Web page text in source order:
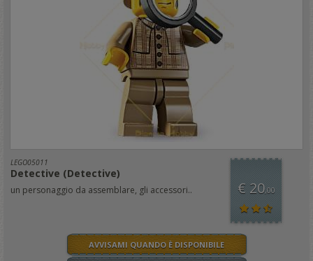
LEGO05011
Detective (Detective)
un personaggio da assemblare, gli accessori.. € 20,00
AVVISAMI QUANDO È DISPONIBILE